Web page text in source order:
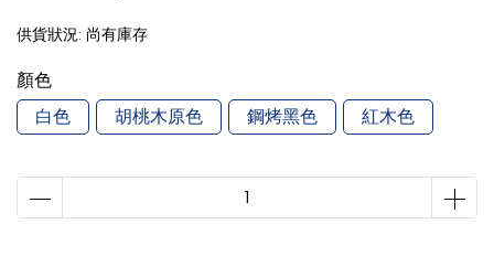
供貨狀況: 尚有庫存
顏色
白色
胡桃木原色 鋼烤黑色 紅木色